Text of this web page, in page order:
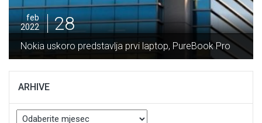
feb
2022
28
Nokia uskoro predstavlja prvi laptop, PureBook Pro
ARHIVE
Arhive